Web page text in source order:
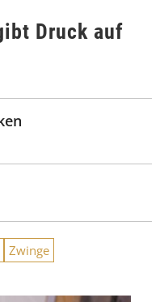
Druck auf
Zwinge